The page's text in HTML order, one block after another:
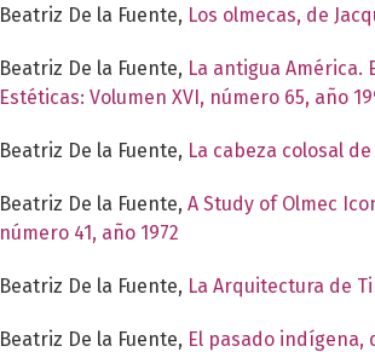
Beatriz De la Fuente, Los olmecas, de
Beatriz De la Fuente, La antigua América.
Estéticas: Volumen XVI, número 65, año
Beatriz De la Fuente, La cabeza colosal
Beatriz De la Fuente, A Study of Olmec
número 41, año 1972
Beatriz De la Fuente, La Arquitectura de
Beatriz De la Fuente, El pasado indígena,